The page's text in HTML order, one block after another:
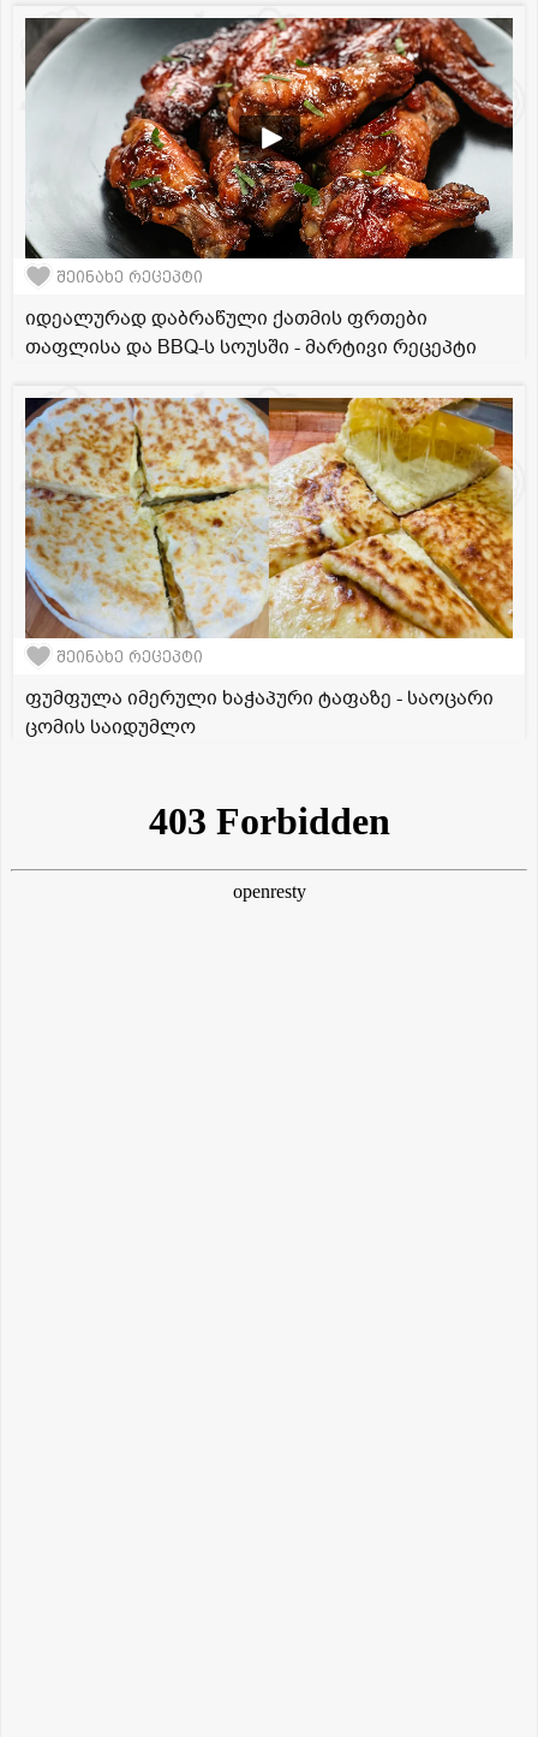
შეინახე რეცეპტი
იდეალურად დაბრაწული ქათმის ფრთები
თაფლისა და BBQ-ს სოუსში - მარტივი რეცეპტი
შეინახე რეცეპტი
ფუმფულა იმერული ხაჭაპური ტაფაზე - საოცარი
ცომის საიდუმლო